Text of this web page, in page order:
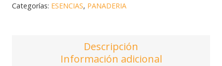
Categorías: ESENCIAS, PANADERIA
Descripción
Información adicional